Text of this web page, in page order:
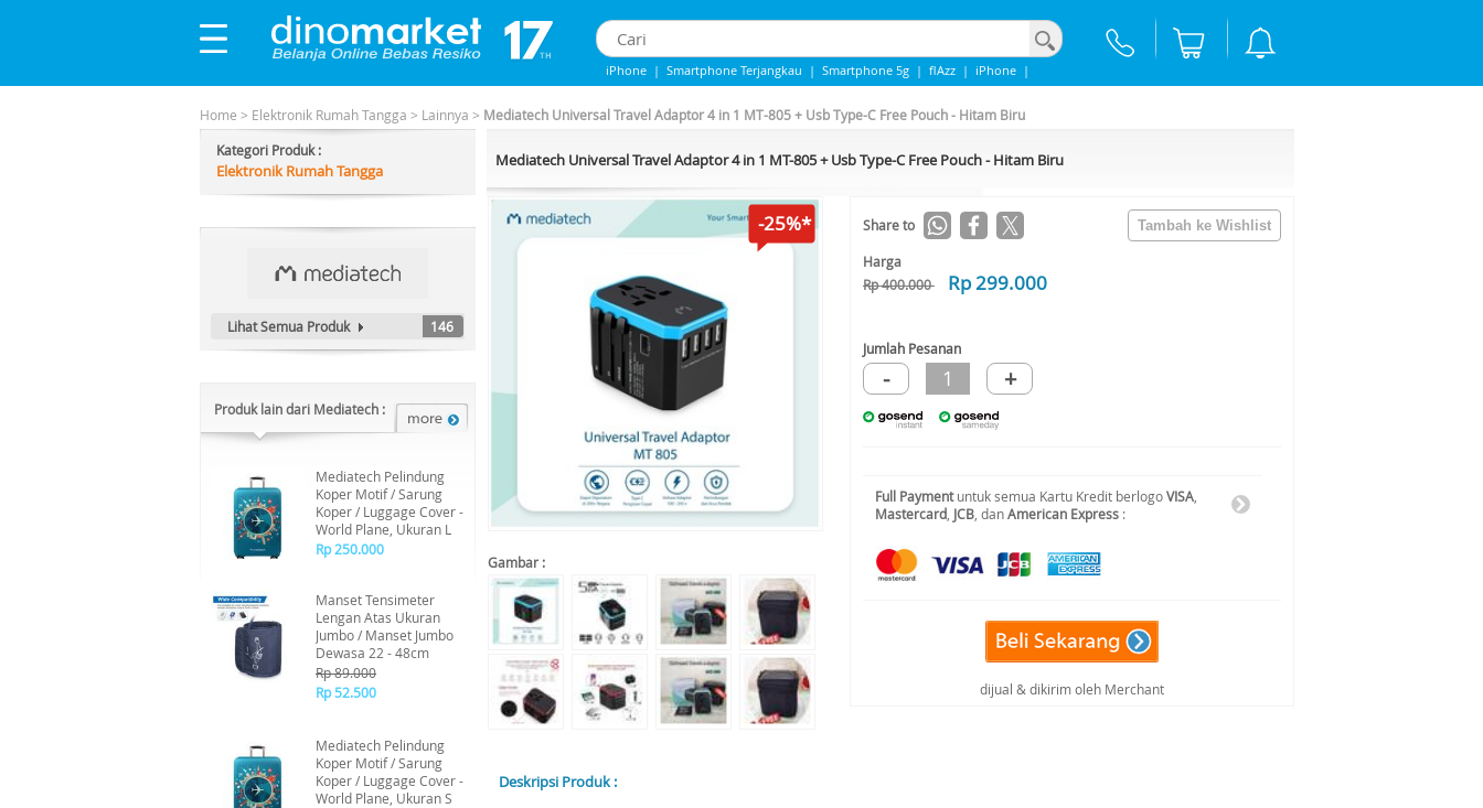
iPhone | Smartphone Terjangkau | Smartphone 5g | flAzz | iPhone |
Home > Elektronik Rumah Tangga > Lainnya > Mediatech Universal Travel Adaptor 4 in 1 MT-805 + Usb Type-C Free Pouch - Hitam Biru
Kategori Produk :
Elektronik Rumah Tangga
Lihat Semua Produk 146
Produk lain dari Mediatech :
Mediatech Pelindung
Koper Motif / Sarung
Koper / Luggage Cover -
World Plane, Ukuran L
Rp 250.000
Manset Tensimeter
Lengan Atas Ukuran
Jumbo / Manset Jumbo
Dewasa 22 - 48cm
Rp 89.000
Rp 52.500
Mediatech Pelindung
Koper Motif / Sarung
Koper / Luggage Cover -
World Plane, Ukuran S
Mediatech Universal Travel Adaptor 4 in 1 MT-805 + Usb Type-C Free Pouch - Hitam Biru
-25%*
Gambar :
Share to
Harga
Rp 400.000
Rp 299.000
Jumlah Pesanan
- 1 +
Full Paymentuntuk semua Kartu Kredit berlogoVISA
Mastercard JCB , danAmerican Express :
dijual & dikirim oleh Merchant
Deskripsi Produk :